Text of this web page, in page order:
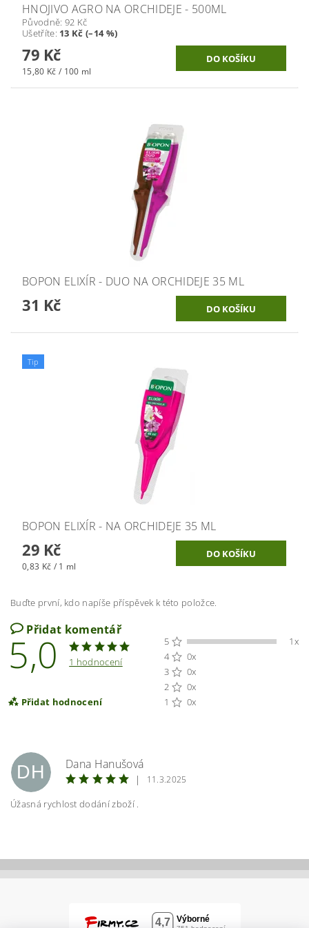
HNOJIVO AGRO NA ORCHIDEJE - 500ML
Původně: 92 Kč
Ušetříte: 13 Kč (–14 %)
79 Kč
15,80 Kč / 100 ml
BOPON ELIXÍR - DUO NA ORCHIDEJE 35 ML
31 Kč
Tip
BOPON ELIXÍR - NA ORCHIDEJE 35 ML
29 Kč
0,83 Kč / 1 ml
Buďte první, kdo napíše příspěvek k této položce.
Přidat komentář
5,0 1 hodnocení
Přidat hodnocení
5
1x
4
0x
3
0x
2
0x
1
0x
Vložením hodnocení souhlasíte spodmínkami
ochrany osobních údajů
DH
Dana Hanušová
|
11.3.2025
Úžasná rychlost dodání zboží .